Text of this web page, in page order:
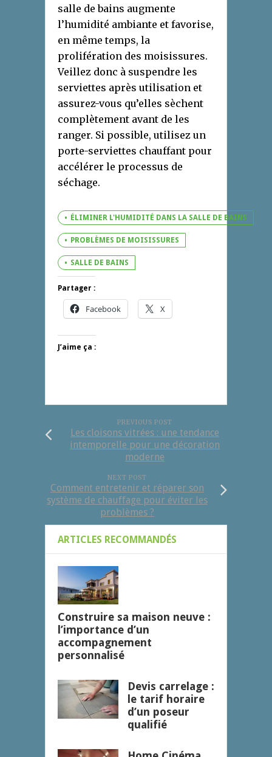
salle de bains augmente
l’humidité ambiante et favorise,
en même temps, la
prolifération des moisissures.
Veillez donc à suspendre les
serviettes après utilisation et
assurez-vous qu’elles sèchent
complètement avant de les
ranger. Si possible, utilisez un
porte-serviettes chauffant pour
accélérer le processus de
séchage.
ÉLIMINER L'HUMIDITÉ DANS LA SALLE DE BAINS
PROBLÈMES DE MOISISSURES
SALLE DE BAINS
Partager :
Facebook X
J’aime ça :
PREVIOUS POST
Les cloisons vitrées : une tendance
intemporelle pour une décoration
moderne
NEXT POST
Comment entretenir et réparer son
système de chauffage pour éviter les
problèmes ?
ARTICLES RECOMMANDÉS
Construire sa maison neuve :
l’importance d’un
accompagnement
personnalisé
Devis carrelage :
le tarif horaire
d’un poseur
qualifié